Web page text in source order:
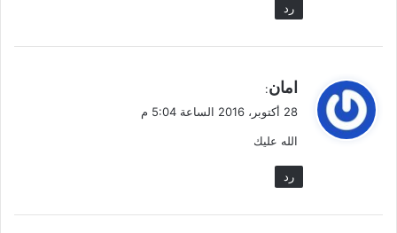
رد
ي
ق
ل
امان:
28 أكتوبر، 2016 الساعة 5:04 م
الله عليك
رد